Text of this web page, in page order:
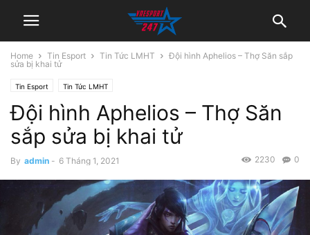
Home Tin Esport Tin Tức LMHT
Đội hình Aphelios – Thợ Săn sắp
sửa bị khai tử
Tin Esport Tin Tức LMHT
Đội hình Aphelios – Thợ Săn
sắp sửa bị khai tử
By admin - 6 Tháng 1, 2021 0
2230